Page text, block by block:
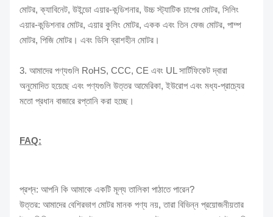
মোটর, ক্যাবিনেট, উইন্ডো এয়ার-কন্ডিশনার, উচ্চ স্ট্যাটিক চাপের মোটর, সিলিং
এয়ার-কন্ডিশনার মোটর, এয়ার কুলিং মোটর, একক এবং তিন ফেজ মোটর, পাম্প
মোটর, পিজি মোটর। এবং ডিসি ব্রাশহীন মোটর।
3. আমাদের পণ্যগুলি RoHS, CCC, CE এবং UL সার্টিফিকেট দ্বারা
অনুমোদিত হয়েছে এবং পণ্যগুলি উত্তর আমেরিকা, ইউরোপ এবং মধ্য-প্রাচ্যের
মতো প্রধান বাজারে রপ্তানি করা হচ্ছে।
FAQ:
প্রশ্ন: আপনি কি আমাকে একটি মূল্য তালিকা পাঠাতে পারেন?
উত্তর: আমাদের বেশিরভাগ মোটর মানক পণ্য নয়, তারা বিভিন্ন প্রয়োজনীয়তার